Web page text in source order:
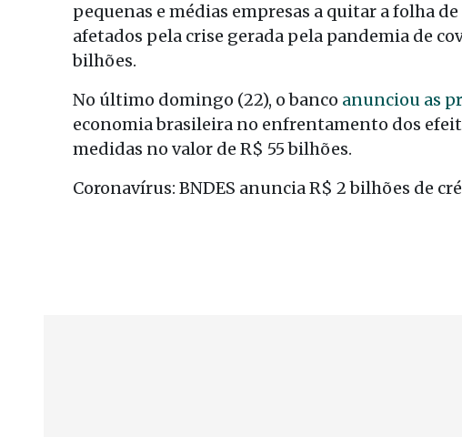
pequenas e médias empresas a quitar a folha
afetados pela crise gerada pela pandemia de
bilhões.
No último domingo (22), o banco anunciou as
economia brasileira no enfrentamento dos
medidas no valor de R$ 55 bilhões.
Coronavírus: BNDES anuncia R$ 2 bilhões de